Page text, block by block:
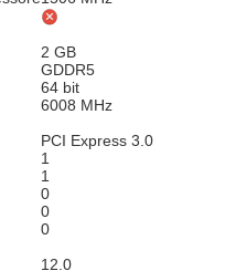
2 GB
GDDR5
64 bit
6008 MHz
PCI Express 3.0
1
1
0
0
0
12.0